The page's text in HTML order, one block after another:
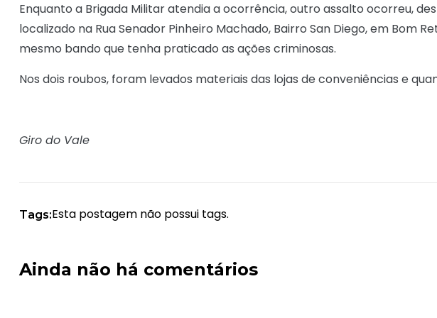
Enquanto a Brigada Militar atendia a ocorrência, outro assalto ocorreu,
localizado na Rua Senador Pinheiro Machado, Bairro San Diego, em Bom
mesmo bando que tenha praticado as ações criminosas.
Nos dois roubos, foram levados materiais das lojas de conveniências e
Giro do Vale
Tags:Esta postagem não possui tags.
Ainda não há comentários